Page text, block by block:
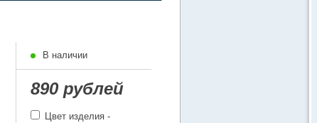
В наличии
890 рублей
Цвет изделия -